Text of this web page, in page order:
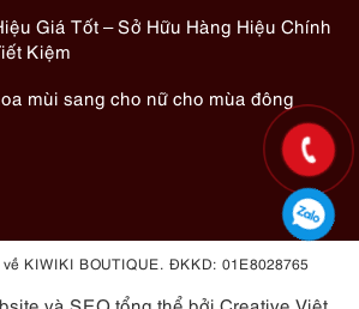
Giá Tốt – Sở Hữu Hàng Hiệu Chính
Kiệm
mùi sang cho nữ cho mùa đông
về KIWIKI BOUTIQUE. ĐKKD: 01E8028765